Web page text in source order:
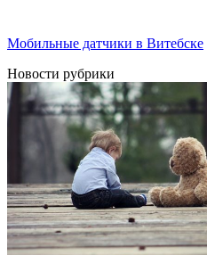
Мобильные датчики в Витебске
Новости рубрики